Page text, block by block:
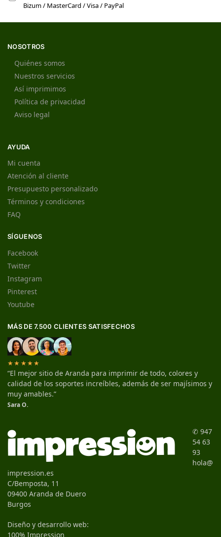
Bizum / MasterCard / Visa / PayPal
NOSOTROS
Quiénes somos
Nuestros servicios
Así imprimimos
Política de privacidad
Aviso legal
AYUDA
Mi cuenta
Atención al cliente
Presupuesto personalizado
Términos y condiciones
FAQ
SÍGUENOS
Facebook
Twitter
Instagram
Pinterest
Youtube
MÁS DE 7.500 CLIENTES SATISFECHOS
★★★★★
“El mejor sitio de Aranda para imprimir de todo, colores y
calidad de los soportes increíbles, además de ser majísimos y
muy amables.”
Sara O.
✆ 947
54 63
93
hola@
impression.es
C/Bemposta, 11
09400 Aranda de Duero
Burgos
Diseño y desarrollo web:
100% Impression